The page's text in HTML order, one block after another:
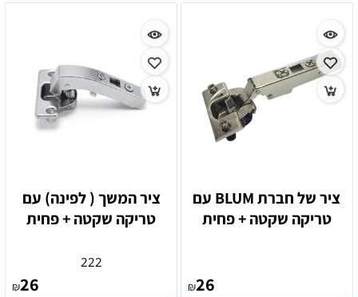
ציר של חברת BLUM עם
טריקה שקטה + פחית
₪26
ציר המשך ( לפינה) עם
טריקה שקטה + פחית
222
₪26